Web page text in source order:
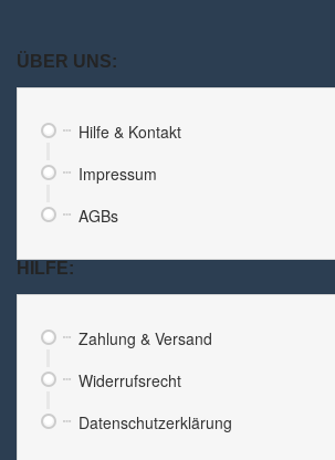
ÜBER UNS:
Hilfe & Kontakt
Impressum
AGBs
HILFE:
Zahlung & Versand
Widerrufsrecht
Datenschutzerklärung